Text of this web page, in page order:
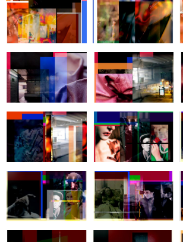
Zoom
Zoom Zoom